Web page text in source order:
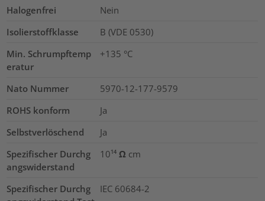
Halogenfrei
Nein
Isolierstoffklasse
B (VDE 0530)
Min. Schrumpftemp
eratur
+135 °C
Nato Nummer
5970-12-177-9579
ROHS konform
Ja
Selbstverlöschend
Ja
Spezifischer Durchg
angswiderstand
10¹⁴ Ω cm
Spezifischer Durchg
IEC 60684-2